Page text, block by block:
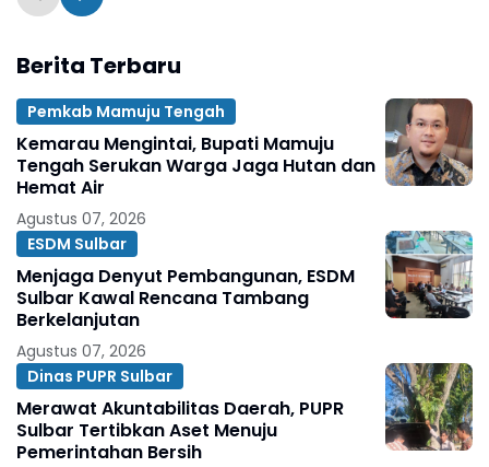
Berita Terbaru
Pemkab Mamuju Tengah
Kemarau Mengintai, Bupati Mamuju
Tengah Serukan Warga Jaga Hutan dan
Hemat Air
Agustus 07, 2026
ESDM Sulbar
Menjaga Denyut Pembangunan, ESDM
Sulbar Kawal Rencana Tambang
Berkelanjutan
Agustus 07, 2026
Dinas PUPR Sulbar
Merawat Akuntabilitas Daerah, PUPR
Sulbar Tertibkan Aset Menuju
Pemerintahan Bersih